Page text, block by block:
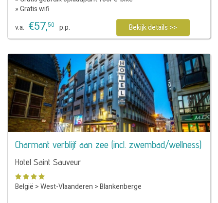
» Gratis wifi
v.a. €57,50 p.p. Bekijk details >>
Charmant verblijf aan zee (incl. zwembad/wellness)
Hotel Saint Sauveur
België >West-Vlaanderen >Blankenberge